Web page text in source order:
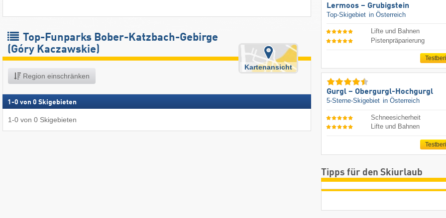
Top-Funparks Bober-Katzbach-Gebirge
(Góry Kaczawskie)
Region einschränken
Kartenansicht
1 -0 von 0 Skigebieten
1-0 von 0 Skigebieten
Lermoos – Grubigstein
Top-Skigebiet in Österreich
Lifte und Bahnen
Pistenpräparierung
Gurgl – Obergurgl-Hochgurgl
5-Sterne-Skigebiet in Österreich
Schneesicherheit
Lifte und Bahnen
Tipps für den Skiurlaub